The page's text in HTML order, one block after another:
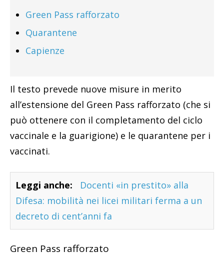
Green Pass rafforzato
Quarantene
Capienze
Il testo prevede nuove misure in merito
all’estensione del Green Pass rafforzato (che si
può ottenere con il completamento del ciclo
vaccinale e la guarigione) e le quarantene per i
vaccinati.
Leggi anche:
Docenti «in prestito» alla
Difesa: mobilità nei licei militari ferma a un
decreto di cent’anni fa
Green Pass rafforzato